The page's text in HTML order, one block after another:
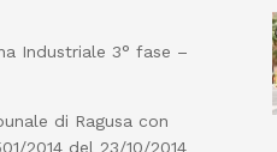
Industriale 3° fase –
di Ragusa con
2014 del 23/10/2014